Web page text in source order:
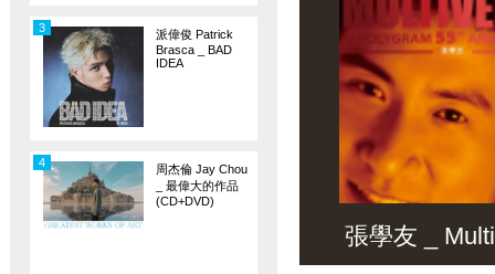
派偉俊 Patrick
Brasca _ BAD
IDEA
3
周杰倫 Jay Chou
_ 最偉大的作品
(CD+DVD)
4
張學友 _